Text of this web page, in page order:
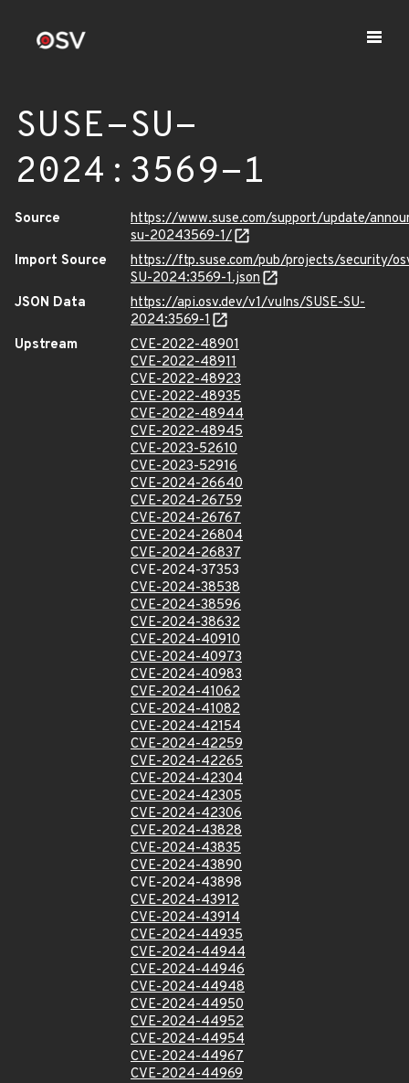
SUSE-SU-
2024:3569-1
Source
https://www.suse.com/support/update/
su-20243569-1/
Import Source
https://ftp.suse.com/pub/projects/security/
SU-2024:3569-1.json
JSON Data
https://api.osv.dev/v1/vulns/SUSE-SU-
2024:3569-1
Upstream
CVE-2022-48901
CVE-2022-48911
CVE-2022-48923
CVE-2022-48935
CVE-2022-48944
CVE-2022-48945
CVE-2023-52610
CVE-2023-52916
CVE-2024-26640
CVE-2024-26759
CVE-2024-26767
CVE-2024-26804
CVE-2024-26837
CVE-2024-37353
CVE-2024-38538
CVE-2024-38596
CVE-2024-38632
CVE-2024-40910
CVE-2024-40973
CVE-2024-40983
CVE-2024-41062
CVE-2024-41082
CVE-2024-42154
CVE-2024-42259
CVE-2024-42265
CVE-2024-42304
CVE-2024-42305
CVE-2024-42306
CVE-2024-43828
CVE-2024-43835
CVE-2024-43890
CVE-2024-43898
CVE-2024-43912
CVE-2024-43914
CVE-2024-44935
CVE-2024-44944
CVE-2024-44946
CVE-2024-44948
CVE-2024-44950
CVE-2024-44952
CVE-2024-44954
CVE-2024-44967
CVE-2024-44969